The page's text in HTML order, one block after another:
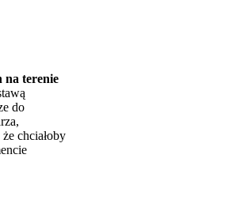
na terenie
do
chciałoby